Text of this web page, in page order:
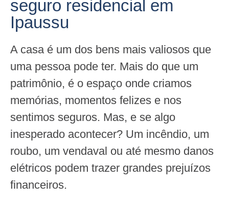
seguro residencial em
Ipaussu
A casa é um dos bens mais valiosos que
uma pessoa pode ter. Mais do que um
patrimônio, é o espaço onde criamos
memórias, momentos felizes e nos
sentimos seguros. Mas, e se algo
inesperado acontecer? Um incêndio, um
roubo, um vendaval ou até mesmo danos
elétricos podem trazer grandes prejuízos
financeiros.